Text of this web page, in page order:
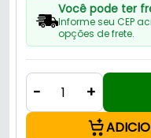
Você pode ter
Informe seu CEP
opções de frete.
- +